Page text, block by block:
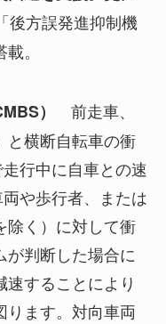
「後方誤発進抑制機
。
） 前走車、
と横断自転車の衝
行中に自車との速
や歩行者、または
除く）に対して衝
が判断した場合に
することにより
ります。対向車両